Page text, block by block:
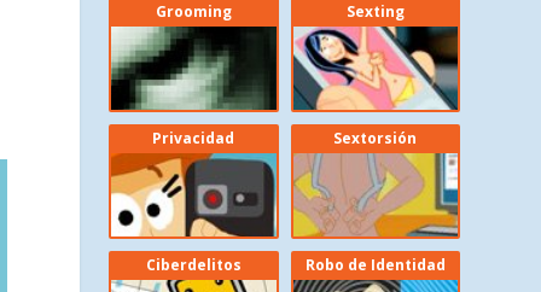
Grooming Sexting
Privacidad Sextorsión
Ciberdelitos Robo de Identidad